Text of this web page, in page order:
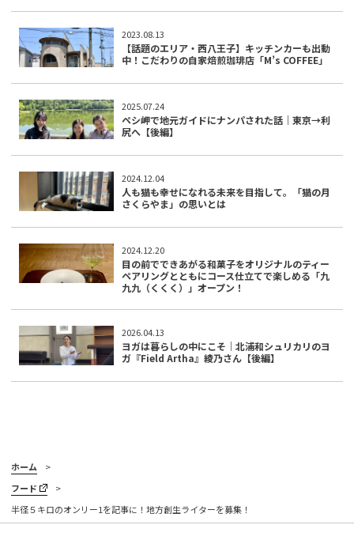
2023.08.13
【話題のエリア・西八王子】キッチンカーも出動
中！こだわりの自家焙煎珈琲店「M’s COFFEE」
2025.07.24
ペシ岬で地元ガイドにナンパされた話｜東京→利
尻へ【後編】
2024.12.04
人も猫も幸せになれる未来を目指して。「猫の月
さくらやま」の思いとは
2024.12.20
目の前でできあがる和菓子をオリジナルのティー
ペアリングとともにコース仕立てで楽しめる「九
九九（くくく）」オープン！
2026.04.13
ヨガは暮らしの中にこそ｜北浦和シュリカリのヨ
ガ『Field Artha』綾乃さん【後編】
ホーム
フード
半径５キロのオンリー1を記事に！地方創生ライターを募集！